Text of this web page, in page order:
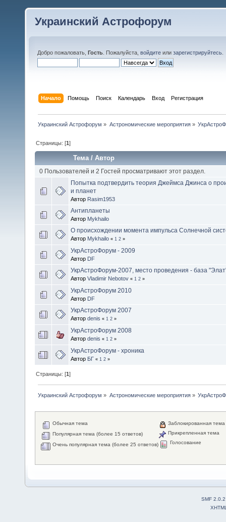
Украинский Астрофорум
Добро пожаловать, Гость . Пожалуйста, войдите или зарегистрируйтесь
Начало Помощь Поиск Календарь Вход Регистрация
Украинский Астрофорум » Астрономические мероприятия»
Страницы: [1]
Тема/Автор
0 Пользователей и 2 Гостей просматривают этот раздел.
Попытка подтвердить теория Джеймса Джинса о
и планет
Автор Rasim1953
Антипланеты
Автор Mykhailo
О происхождении момента импульса Солнечной
Автор Mykhailo « 1 2 »
УкрАстроФорум - 2009
Автор DF
УкрАстроФорум-2007, место проведения - база
Автор Vladimir Nebotov « 1 2 »
УкрАстроФорум 2010
Автор DF
УкрАстроФорум 2007
Автор denis « 1 2 »
УкрАстроФорум 2008
Автор denis « 1 2 »
УкрАстроФорум - хроника
Автор БГ « 1 2 »
Страницы: [1]
Украинский Астрофорум » Астрономические мероприятия»
Обычная тема
Популярная тема (более 15 ответов)
Очень популярная тема (более 25 ответов)
Заблокированная тема
Прикрепленная тема
Голосование
SMF 2.0.2